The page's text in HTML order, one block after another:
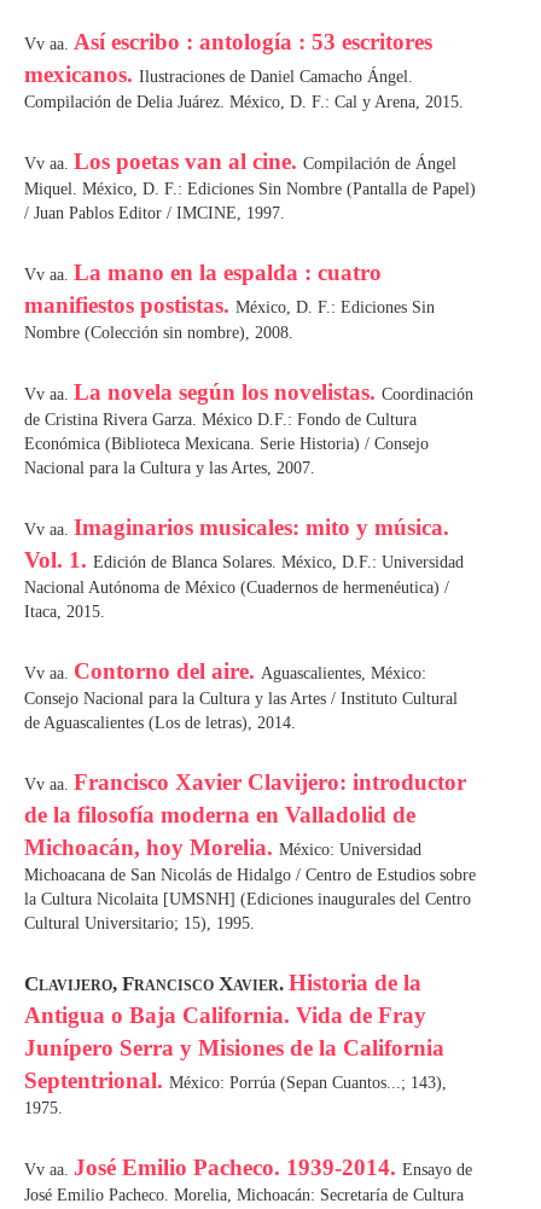
Vv aa. Así escribo : antología : 53 escritores
mexicanos. Ilustraciones de Daniel Camacho Ángel.
Compilación de Delia Juárez. México, D. F.: Cal y Arena, 2015.
Vv aa. Los poetas van al cine. Compilación de Ángel
Miquel. México, D. F.: Ediciones Sin Nombre (Pantalla de Papel)
/ Juan Pablos Editor / IMCINE, 1997.
Vv aa. La mano en la espalda : cuatro
manifiestos postistas. México, D. F.: Ediciones Sin
Nombre (Colección sin nombre), 2008.
Vv aa. La novela según los novelistas. Coordinación
de Cristina Rivera Garza. México D.F.: Fondo de Cultura
Económica (Biblioteca Mexicana. Serie Historia) / Consejo
Nacional para la Cultura y las Artes, 2007.
Vv aa. Imaginarios musicales: mito y música.
Vol. 1. Edición de Blanca Solares. México, D.F.: Universidad
Nacional Autónoma de México (Cuadernos de hermenéutica) /
Itaca, 2015.
Vv aa. Contorno del aire. Aguascalientes, México:
Consejo Nacional para la Cultura y las Artes / Instituto Cultural
de Aguascalientes (Los de letras), 2014.
Vv aa. Francisco Xavier Clavijero: introductor
de la filosofía moderna en Valladolid de
Michoacán, hoy Morelia. México: Universidad
Michoacana de San Nicolás de Hidalgo / Centro de Estudios sobre
la Cultura Nicolaita [UMSNH] (Ediciones inaugurales del Centro
Cultural Universitario; 15), 1995.
Clavijero, Francisco Xavier. Historia de la
Antigua o Baja California. Vida de Fray
Junípero Serra y Misiones de la California
Septentrional. México: Porrúa (Sepan Cuantos...; 143),
1975.
Vv aa. José Emilio Pacheco. 1939-2014. Ensayo de
José Emilio Pacheco. Morelia, Michoacán: Secretaría de Cultura